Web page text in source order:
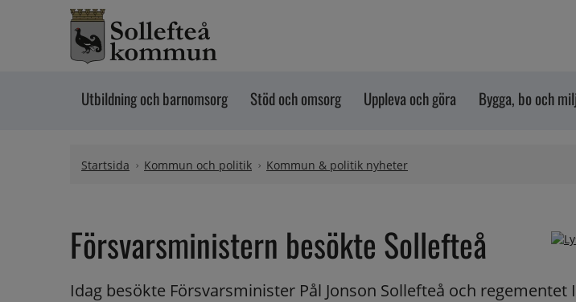
Hoppa till innehåll
Utbildning och barnomsorg Stöd och omsorg Uppleva och göra Bygga, bo och
Startsida Kommun och politik Kommun & politik nyheter
Försvarsministern besökte Sollefteå
Idag besökte Försvarsminister Pål Jonson Sollefteå och regementet